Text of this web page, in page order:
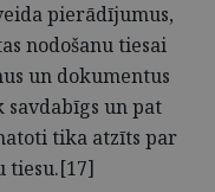
pierādījumus,
nodošanu tiesai
un dokumentus
savdabīgs un pat
tika atzīts par
tiesu.[17]